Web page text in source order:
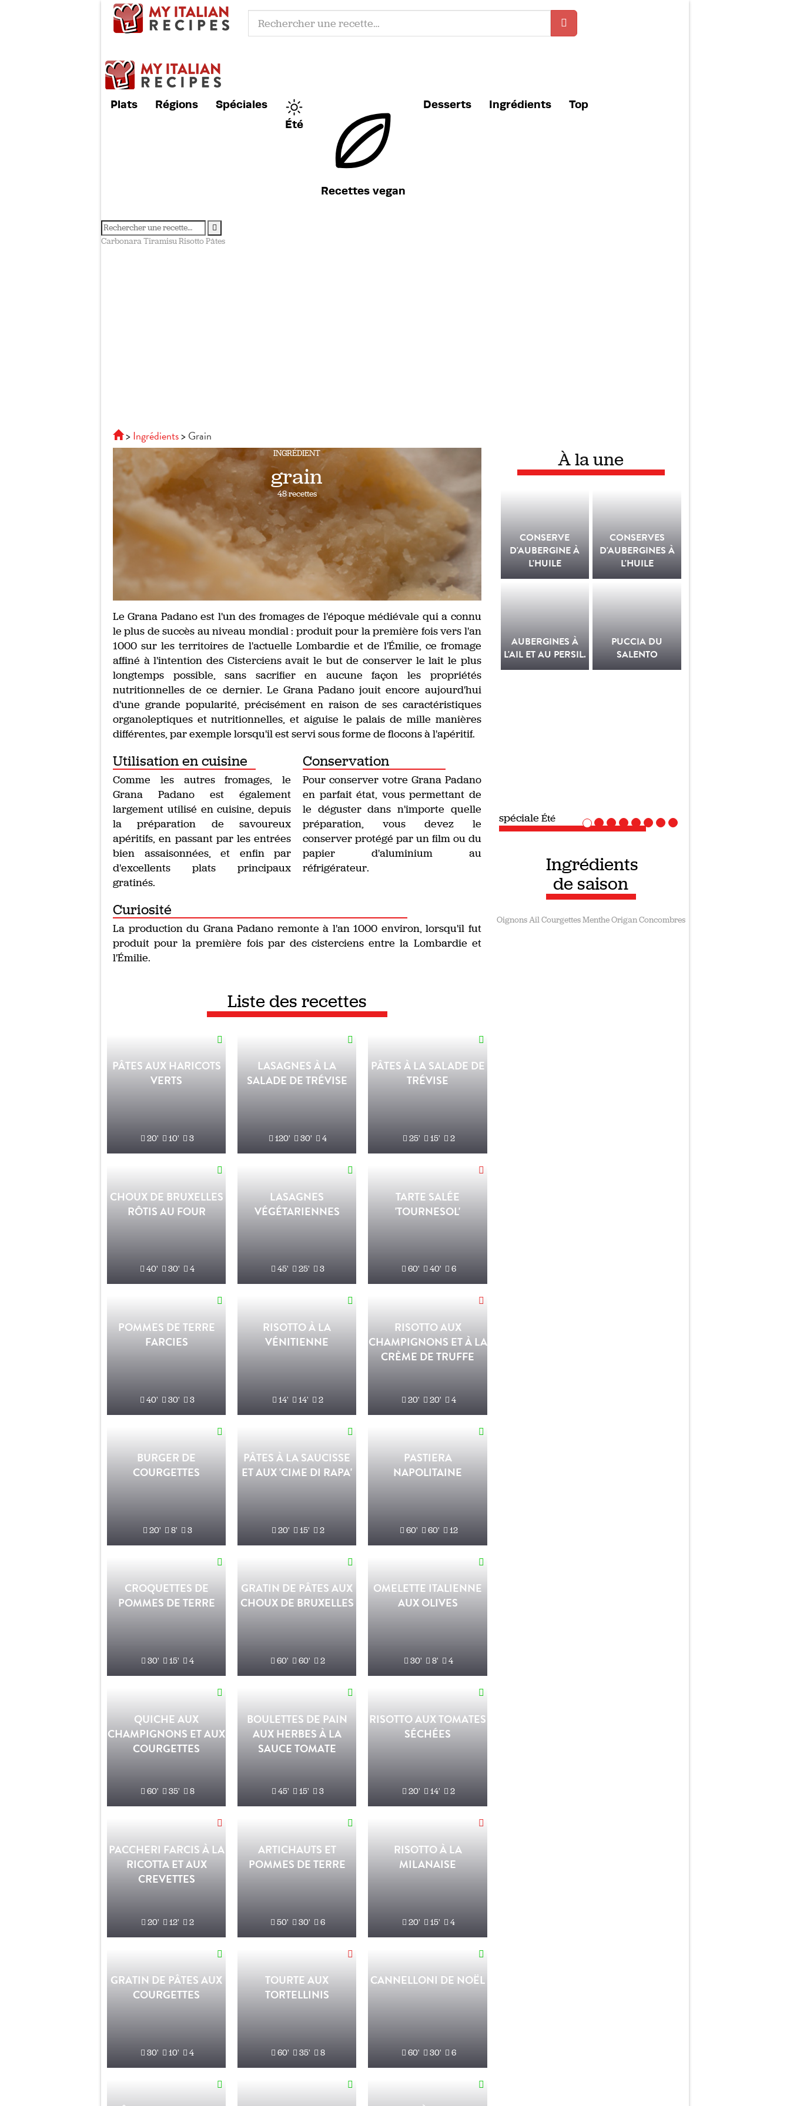
Plats Régions
Spéciales
Été
Recettes vegan
Desserts Ingrédients Top
CarbonaraTiramisuRisottoPâtes
Ingrédients Grain
INGRÉDIENT
grain
48 recettes
Le Grana Padano est l'un des fromages de l'époque médiévale qui a connu
le plus de succès au niveau mondial : produit pour la première fois vers l'an
1000 sur les territoires de l'actuelle Lombardie et de l'Émilie, ce fromage
affiné à l'intention des Cisterciens avait le but de conserver le lait le plus
longtemps possible, sans sacrifier en aucune façon les propriétés
nutritionnelles de ce dernier. Le Grana Padano jouit encore aujourd'hui
d'une grande popularité, précisément en raison de ses caractéristiques
organoleptiques et nutritionnelles, et aiguise le palais de mille manières
différentes, par exemple lorsqu'il est servi sous forme de flocons à l'apéritif.
Utilisation en cuisine
Comme les autres fromages, le
Grana Padano est également
largement utilisé en cuisine, depuis
la préparation de savoureux
apéritifs, en passant par les entrées
bien assaisonnées, et enfin par
d'excellents plats principaux
gratinés.
Conservation
Pour conserver votre Grana Padano
en parfait état, vous permettant de
le déguster dans n'importe quelle
préparation, vous devez le
conserver protégé par un film ou du
papier d'aluminium au
réfrigérateur.
Curiosité
La production du Grana Padano remonte à l'an 1000 environ, lorsqu'il fut
produit pour la première fois par des cisterciens entre la Lombardie et
l'Émilie.
Liste des recettes
PÂTES AUX HARICOTS
VERTS
20' 10' 3
LASAGNES À LA
SALADE DE TRÉVISE
120' 30' 4
PÂTES À LA SALADE DE
TRÉVISE
25' 15' 2
CHOUX DE BRUXELLES
RÔTIS AU FOUR
40' 30' 4
LASAGNES
VÉGÉTARIENNES
45' 25' 3
TARTE SALÉE
'TOURNESOL'
60' 40' 6
POMMES DE TERRE
FARCIES
40' 30' 3
RISOTTO À LA
VÉNITIENNE
14' 14' 2
RISOTTO AUX
CHAMPIGNONS ET À LA
CRÈME DE TRUFFE
20' 20' 4
BURGER DE
COURGETTES
20' 8' 3
PÂTES À LA SAUCISSE
ET AUX 'CIME DI RAPA'
20' 15' 2
PASTIERA
NAPOLITAINE
60' 60' 12
CROQUETTES DE
POMMES DE TERRE
30' 15' 4
GRATIN DE PÂTES AUX
CHOUX DE BRUXELLES
60' 60' 2
OMELETTE ITALIENNE
AUX OLIVES
30' 8' 4
QUICHE AUX
CHAMPIGNONS ET AUX
COURGETTES
60' 35' 8
BOULETTES DE PAIN
AUX HERBES À LA
SAUCE TOMATE
45' 15' 3
RISOTTO AUX TOMATES
SÉCHÉES
20' 14' 2
PACCHERI FARCIS À LA
RICOTTA ET AUX
CREVETTES
20' 12' 2
ARTICHAUTS ET
POMMES DE TERRE
50' 30' 6
RISOTTO À LA
MILANAISE
20' 15' 4
GRATIN DE PÂTES AUX
COURGETTES
30' 10' 4
TOURTE AUX
TORTELLINIS
60' 35' 8
CANNELLONI DE NOËL
60' 30' 6
À la une
CONSERVE
D'AUBERGINE À
L'HUILE
CONSERVES
D'AUBERGINES À
L'HUILE
AUBERGINES À
L'AIL ET AU PERSIL.
PUCCIA DU
SALENTO
spéciale Recettes vegan
Ingrédients
de saison
OignonsAilCourgettesMentheOriganConcombres